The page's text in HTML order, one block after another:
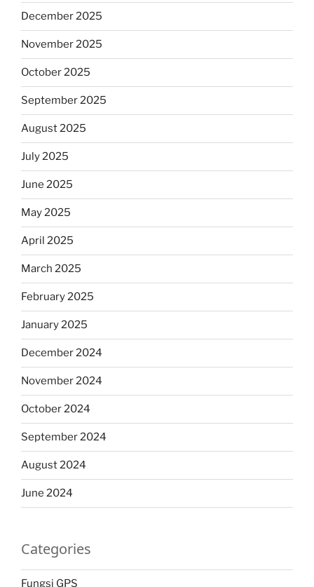
December 2025
November 2025
October 2025
September 2025
August 2025
July 2025
June 2025
May 2025
April 2025
March 2025
February 2025
January 2025
December 2024
November 2024
October 2024
September 2024
August 2024
June 2024
Categories
Fungsi GPS